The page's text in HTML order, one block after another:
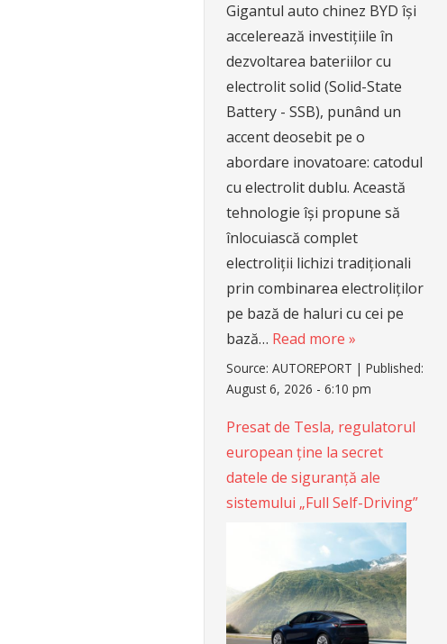
Gigantul auto chinez BYD își
accelerează investițiile în
dezvoltarea bateriilor cu
electrolit solid (Solid-State
Battery - SSB), punând un
accent deosebit pe o
abordare inovatoare: catodul
cu electrolit dublu. Această
tehnologie își propune să
înlocuiască complet
electroliții lichizi tradiționali
prin combinarea electroliților
pe bază de haluri cu cei pe
bază… Read more »
Source:AUTOREPORT |Published:
August 6, 2026 - 6:10 pm
Presat de Tesla, regulatorul
european ține la secret
datele de siguranță ale
sistemului „Full Self-Driving”